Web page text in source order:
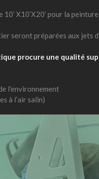
10’ X10’X20’ pour la
seront préparées aux jets
procure une qualité
l’environnement
à l’air salin)